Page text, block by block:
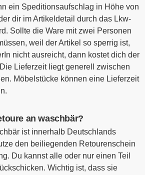
ein Speditionsaufschlag in Höhe von
dir im Artikeldetail durch das Lkw-
Sollte die Ware mit zwei Personen
weil der Artikel so sperrig ist,
nicht ausreicht, dann kostet dich der
Lieferzeit liegt generell zwischen
Möbelstücke können eine Lieferzeit
an waschbär?
ist innerhalb Deutschlands
den beiliegenden Retourenschein
Du kannst alle oder nur einen Teil
Wichtig ist, dass sie